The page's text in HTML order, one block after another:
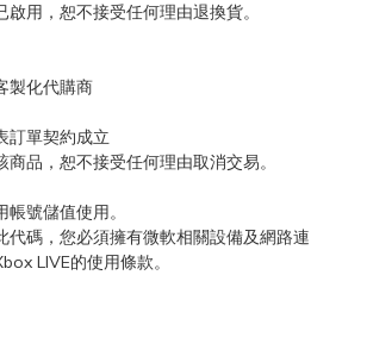
用，恕不接受任何理由退換貨。
製化代購商
者，代表訂單契約成立
商品，恕不接受任何理由取消交易。
號儲值使用。
代碼，您必須擁有微軟相關設備及網路連
LIVE的使用條款。